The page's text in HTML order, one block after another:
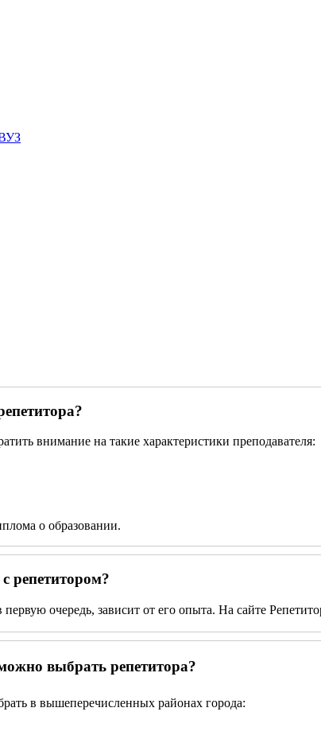
внимание на такие характеристики преподавателя:
о образовании.
репетитором?
очередь, зависит от его опыта. На сайте
выбрать репетитора?
в вышеперечисленных районах города: